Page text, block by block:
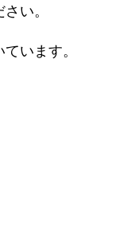
い。
います。